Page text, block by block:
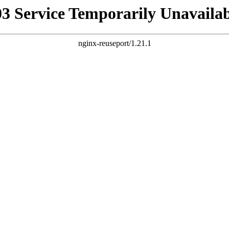
Service Temporarily
nginx-reuseport/1.21.1